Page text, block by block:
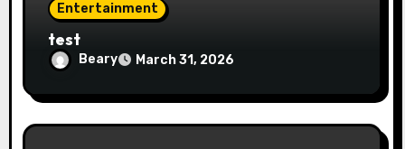
Entertainment
test
Beary March 31, 2026